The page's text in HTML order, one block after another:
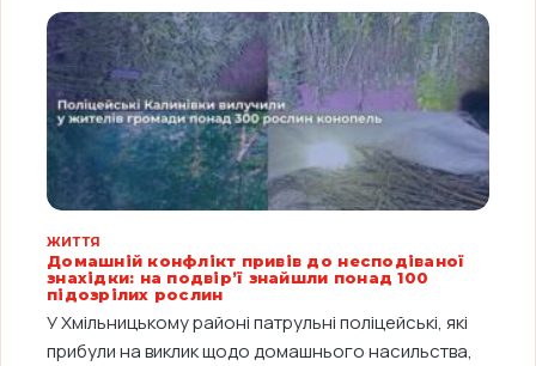
ЖИТТЯ
Домашній конфлікт привів до несподіваної
знахідки: на подвір’ї знайшли понад 100
підозрілих рослин
У Хмільницькому районі патрульні поліцейські, які
прибули на виклик щодо домашнього насильства,